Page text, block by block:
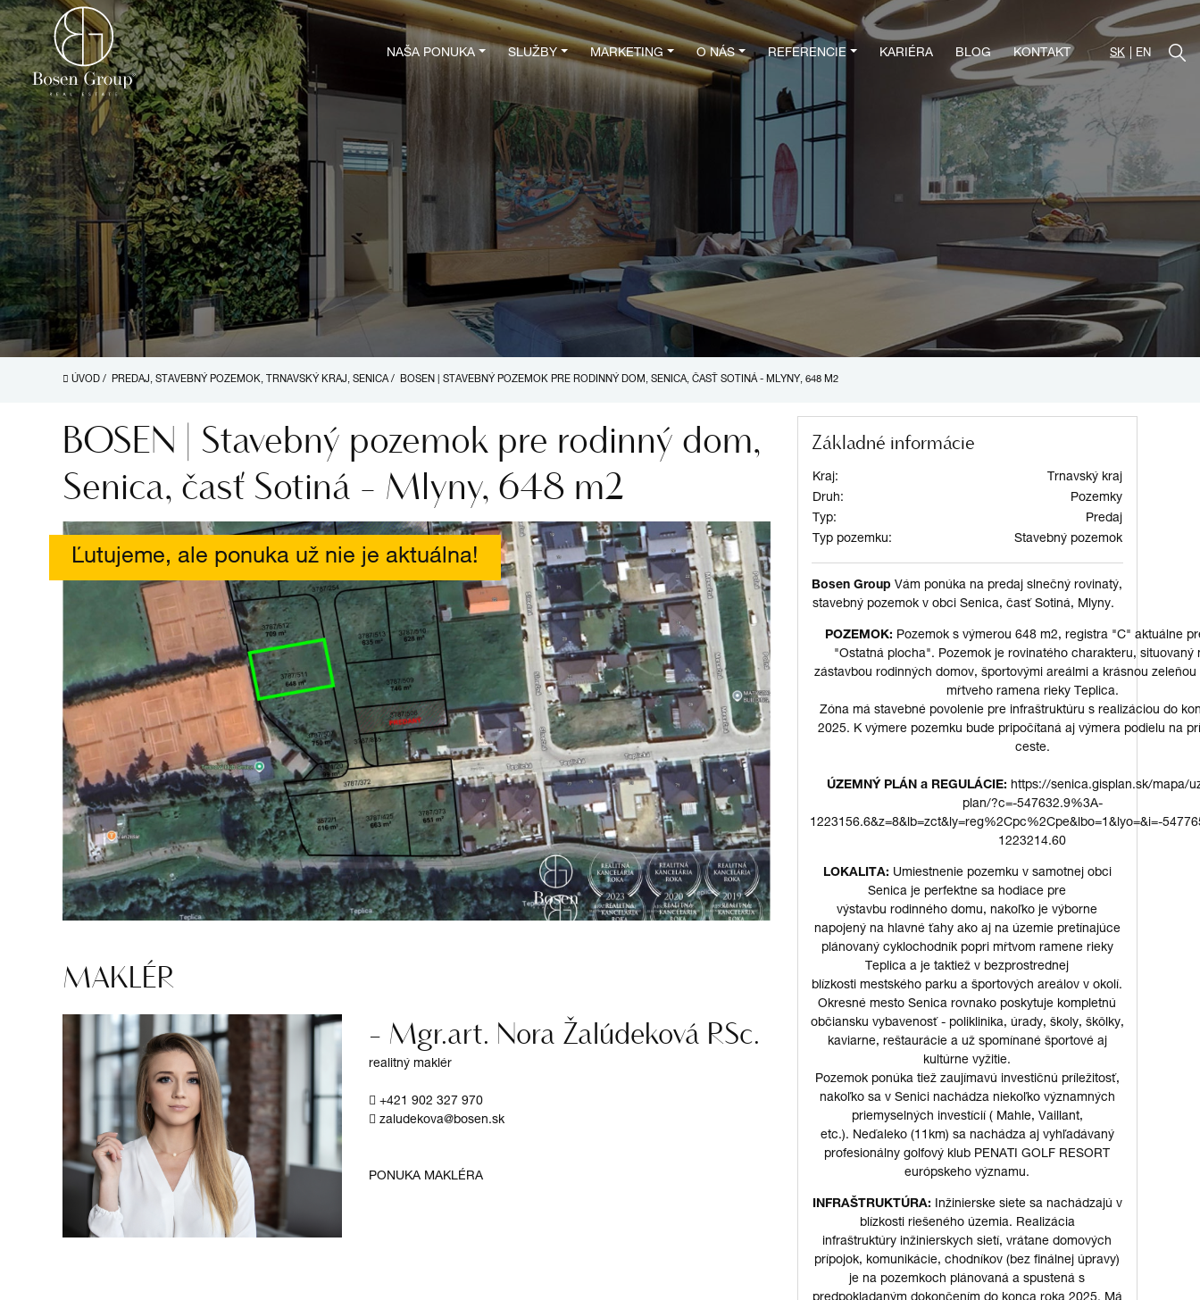
NAŠA PONUKA SLUŽBY MARKETING O NÁS REFERENCIE KARIÉRA BLOG KONTAKT SK EN
ÚVOD / PREDAJ, STAVEBNÝ POZEMOK, TRNAVSKÝ KRAJ, SENICA/ BOSEN | STAVEBNÝ POZEMOK PRE RODINNÝ DOM, SENICA, ČASŤ SOTINÁ - MLYNY, 648 M2
BOSEN | Stavebný pozemok pre rodinný dom,
Senica, časť Sotiná - Mlyny, 648 m2
Ľutujeme, ale ponuka už nie je aktuálna!
MAKLÉR
- Mgr.art. Nora Žalúdeková RSc.
realitný maklér
+421 902 327 970
zaludekova@bosen.sk
PONUKA MAKLÉRA
Základné informácie
Kraj:
Trnavský kraj
Druh:
Pozemky
Typ:
Predaj
Typ pozemku:
Stavebný pozemok
Bosen Group Vám ponúka na predaj slnečný rovinatý,
stavebný pozemok v obci Senica, časť Sotiná, Mlyny.
POZEMOK: Pozemok s výmerou 648 m2, registra "C" aktuálne
"Ostatná plocha". Pozemok je rovinatého charakteru, situovaný
zástavbou rodinných domov, športovými areálmi a krásnou zeleňou
mŕtveho ramena rieky Teplica.
Zóna má stavebné povolenie pre infraštruktúru s realizáciou do
2025. K výmere pozemku bude pripočítaná aj výmera podielu na
ceste.
ÚZEMNÝ PLÁN a REGULÁCIE: https://senica.gisplan.sk/mapa/
plan/?c=-547632.9%3A-
1223156.6&z=8&lb=zct&ly=reg%2Cpc%2Cpe&lbo=1&lyo=&i=-
1223214.60
LOKALITA: Umiestnenie pozemku v samotnej obci
Senica je perfektne sa hodiace pre
výstavbu rodinného domu, nakoľko je výborne
napojený na hlavné ťahy ako aj na územie pretínajúce
plánovaný cyklochodník popri mŕtvom ramene rieky
Teplica a je taktiež v bezprostrednej
blízkosti mestského parku a športových areálov v okolí.
Okresné mesto Senica rovnako poskytuje kompletnú
občiansku vybavenosť - poliklinika, úrady, školy, škôlky,
kaviarne, reštaurácie a už spomínané športové aj
kultúrne vyžitie.
Pozemok ponúka tiež zaujímavú investičnú príležitosť,
nakoľko sa v Senici nachádza niekoľko významných
priemyselných investícií ( Mahle, Vaillant,
etc.). Neďaleko (11km) sa nachádza aj vyhľadávaný
profesionálny golfový klub PENATI GOLF RESORT
európskeho významu.
INFRAŠTRUKTÚRA: Inžinierske siete sa nachádzajú v
blízkosti riešeného územia. Realizácia
infraštruktúry inžinierskych sietí, vrátane domových
prípojok, komunikácie, chodníkov (bez finálnej úpravy)
je na pozemkoch plánovaná a spustená s